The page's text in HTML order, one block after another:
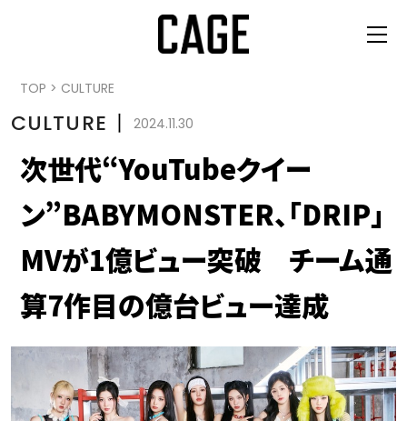
TOP > CULTURE
CULTURE 丨 2024.11.30
次世代“YouTubeクイー
ン”BABYMONSTER、「DRIP」
MVが1億ビュー突破 チーム通
算7作目の億台ビュー達成